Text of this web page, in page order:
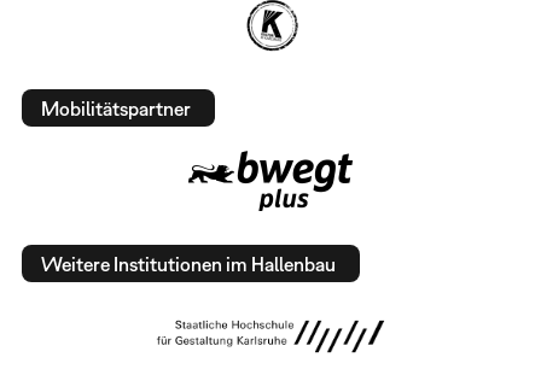
Mobilitätspartner
Weitere Institutionen im Hallenbau